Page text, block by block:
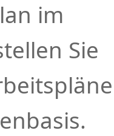
im
Sie